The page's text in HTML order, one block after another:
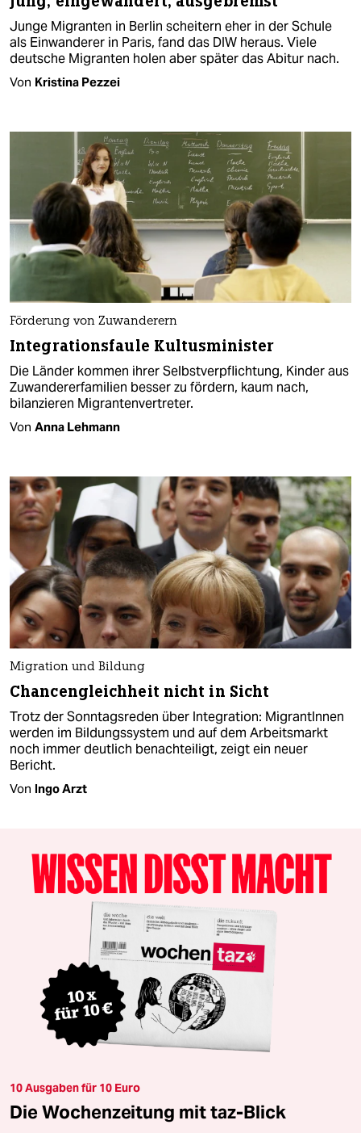
Junge Migranten in Berlin scheitern eher in der Schule
als Einwanderer in Paris, fand das DIW heraus. Viele
deutsche Migranten holen aber später das Abitur nach.
Von Kristina Pezzei
Förderung von Zuwanderern
Integrationsfaule Kultusminister
Die Länder kommen ihrer Selbstverpflichtung, Kinder aus
Zuwandererfamilien besser zu fördern, kaum nach,
bilanzieren Migrantenvertreter.
Von Anna Lehmann
Migration und Bildung
Chancengleichheit nicht in Sicht
Trotz der Sonntagsreden über Integration: MigrantInnen
werden im Bildungssystem und auf dem Arbeitsmarkt
noch immer deutlich benachteiligt, zeigt ein neuer
Bericht.
Von Ingo Arzt
10 Ausgaben für 10 Euro
Die Wochenzeitung mit taz-Blick